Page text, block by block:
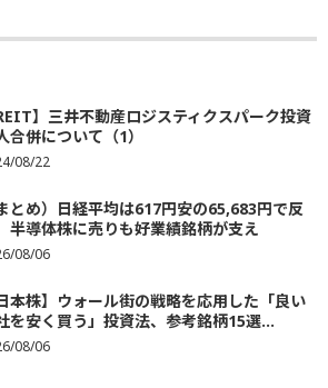
REIT】三井不動産ロジスティクスパーク投資
合併について（1）
08/22
まとめ）日経平均は617円安の65,683円で反
導体株に売りも好業績銘柄が支え
08/06
日本株】ウォール街の戦略を応用した「良い
を安く買う」投資法、参考銘柄15選...
08/06